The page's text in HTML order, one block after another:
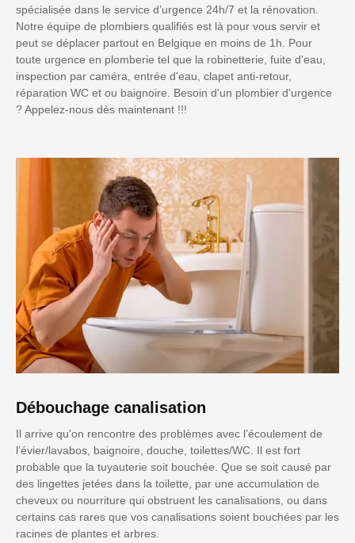
spécialisée dans le service d’urgence 24h/7 et la rénovation.
Notre équipe de plombiers qualifiés est là pour vous servir et
peut se déplacer partout en Belgique en moins de 1h. Pour
toute urgence en plomberie tel que la robinetterie, fuite d'eau,
inspection par caméra, entrée d'eau, clapet anti-retour,
réparation WC et ou baignoire. Besoin d'un plombier d'urgence
? Appelez-nous dès maintenant !!!
Débouchage canalisation
Il arrive qu'on rencontre des problèmes avec l’écoulement de
l’évier/lavabos, baignoire, douche, toilettes/WC. Il est fort
probable que la tuyauterie soit bouchée. Que se soit causé par
des lingettes jetées dans la toilette, par une accumulation de
cheveux ou nourriture qui obstruent les canalisations, ou dans
certains cas rares que vos canalisations soient bouchées par les
racines de plantes et arbres.